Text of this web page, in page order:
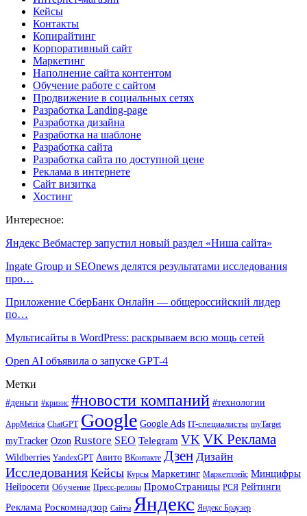
Кейсы
Контакты
Копирайтинг
Корпоративный сайт
Маркетинг
Наполнение сайта контентом
Обучение работе с сайтом
Продвижение в социальных сетях
Разработка Landing-page
Разработка дизайна
Разработка на шаблоне
Разработка сайта
Разработка сайта по доступной цене
Реклама в интернете
Сайт визитка
Хостинг
Интересное:
Яндекс Вебмастер запустил новый раздел «Ниша сайта»
Ingate Group и SEOnews делятся результатами исследования
про…
Приложение СберБанк Онлайн — общероссийский лидер
по…
Мультисайты в WordPress: раскрываем всю мощь сетей
Open AI объявила о запуске GPT-4
Метки
#деньги #кризис #новости компаний #технологии
AppMetrica ChatGPT Google Google Ads IT-специалисты myTarget
myTracker Ozon Rustore SEO Telegram VK VK Реклама
Wildberries YandexGPT Авито ВКонтакте Дзен Дизайн
Исследования Кейсы Курсы Маркетинг Маркетплейс Минцифры
Нейросети Обучение Пресс-релизы ПромоСтраницы РСЯ Рейтинги
Реклама Роскомнадзор Сайты Яндекс Яндекс.Браузер